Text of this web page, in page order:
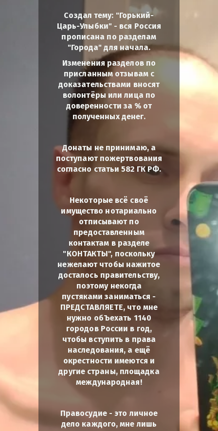
Создал тему: "Горький-
Царь-Улыбки" - вся Россия
прописана по разделам
"Города" для начала.
Изменения разделов по
присланным отзывам с
доказательствами вносят
волонтёры или лица по
доверенности за % от
полученных денег.
Донаты не принимаю, а
поступают пожертвования
согласно статьи 582 ГК РФ.
Некоторые всё своё
имущество нотариально
отписывают по
предоставленным
контактам в разделе
"КОНТАКТЫ", поскольку
нежелают чтобы нажитое
досталось правительству,
поэтому некогда
пустяками заниматься -
ПРЕДСТАВЛЯЕТЕ, что мне
нужно обЪехать 1140
городов России в год,
чтобы вступить в права
наследования, а ещё
окрестности имеются и
другие страны, площадка
международная!
Правосудие - это личное
дело каждого, мне лишь